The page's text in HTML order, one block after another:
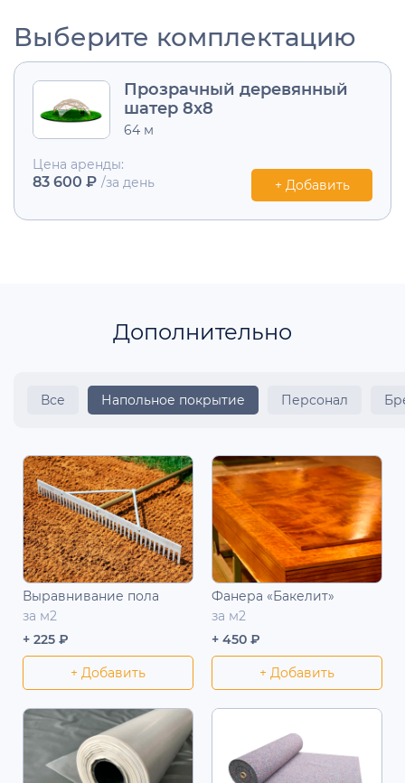
Выберите комплектацию
Прозрачный деревянный
шатер 8x8
64 м
Цена аренды:
83 600 ₽ /за день + Добавить
Дополнительно
Все Напольное покрытие Персонал
Выравнивание пола
за м2
+ 225 ₽
+ Добавить
Фанера «Бакелит»
за м2
+ 450 ₽
+ Добавить